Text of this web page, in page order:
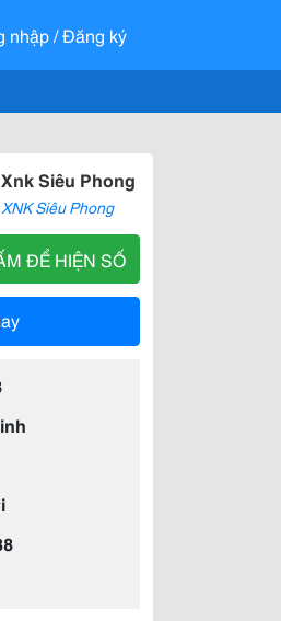
nhập / Đăng ký
Siêu Phong
Siêu Phong
ĐỂ HIỆN SỐ